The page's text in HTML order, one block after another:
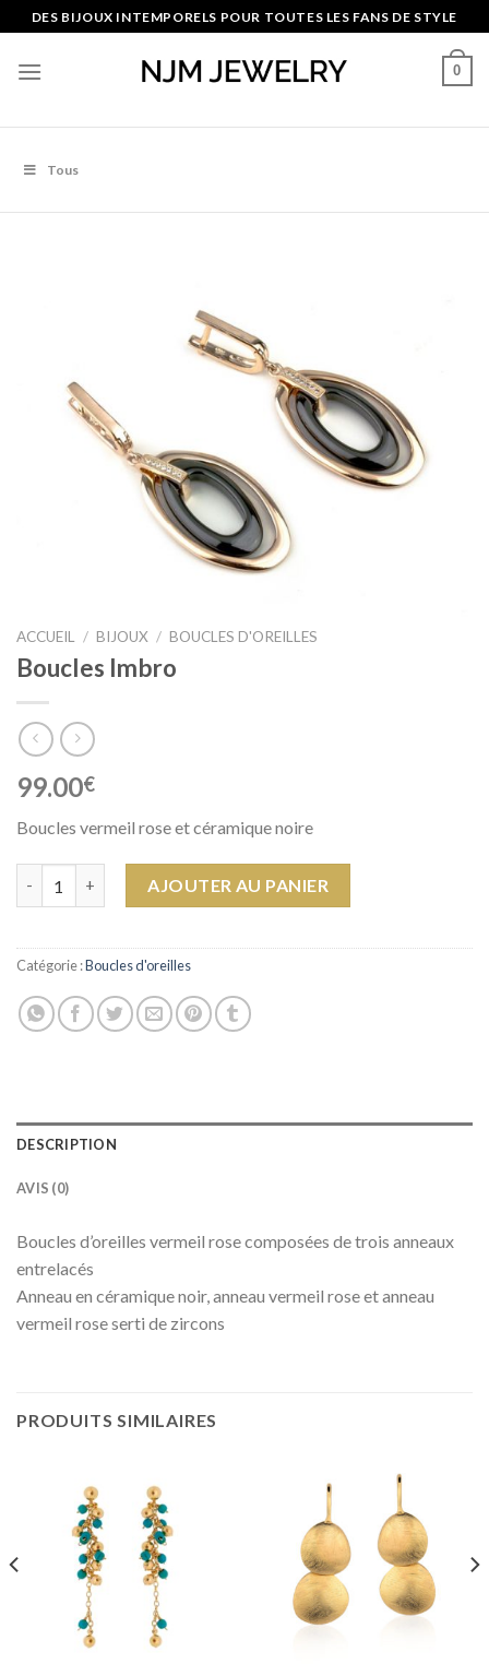
to
content
DES BIJOUX INTEMPORELS POUR TOUTES LES FANS DE STYLE
0
Tous
ACCUEIL / BIJOUX / BOUCLES D'OREILLES
Boucles Imbro
99.00€
Boucles vermeil rose et céramique noire
AJOUTER AU PANIER
Catégorie :Boucles d'oreilles
DESCRIPTION
AVIS (0)
Boucles d’oreilles vermeil rose composées de trois anneaux
entrelacés
Anneau en céramique noir, anneau vermeil rose et anneau
vermeil rose serti de zircons
PRODUITS SIMILAIRES